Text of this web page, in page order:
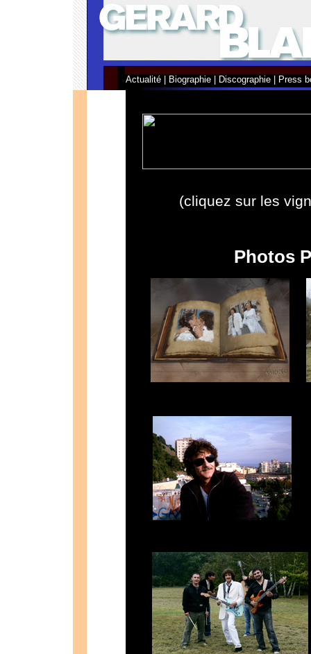
Actualité Biographie Discographie Press
(cliquez sur les
Photos